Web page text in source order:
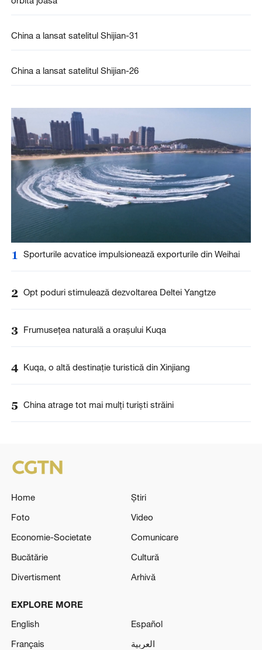
China a lansat satelitul Shijian-31
China a lansat satelitul Shijian-26
1 Sporturile acvatice impulsionează exporturile din Weihai
2 Opt poduri stimulează dezvoltarea Deltei Yangtze
3 Frumusețea naturală a orașului Kuqa
4 Kuqa, o altă destinație turistică din Xinjiang
5 China atrage tot mai mulți turiști străini
Home
Știri
Foto
Video
Economie-Societate
Comunicare
Bucătărie
Cultură
Divertisment
Arhivă
EXPLORE MORE
English
Español
Français
العربية